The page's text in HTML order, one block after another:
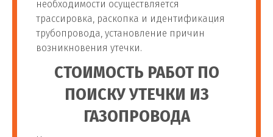
необходимости осуществляется
трассировка, раскопка и идентификация
трубопровода, установление причин
возникновения утечки.
СТОИМОСТЬ РАБОТ ПО
ПОИСКУ УТЕЧКИ ИЗ
ГАЗОПРОВОДА